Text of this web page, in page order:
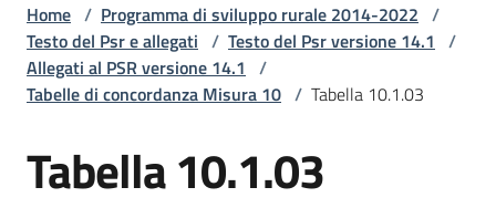
Argomenti
Novità
Home / Programma di sviluppo rurale 2014-2022 /
Testo del Psr e allegati / Testo del Psr versione 14.1 /
Allegati al PSR versione 14.1 /
Tabelle di concordanza Misura 10 / Tabella 10.1.03
Tabella 10.1.03